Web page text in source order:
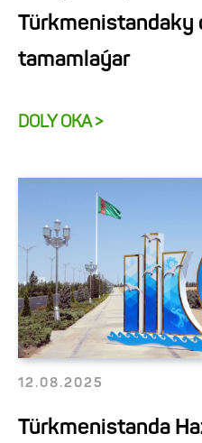
Türkmenistandaky
tamamlaýar
DOLY OKA >
12.08.2025
Türkmenistanda